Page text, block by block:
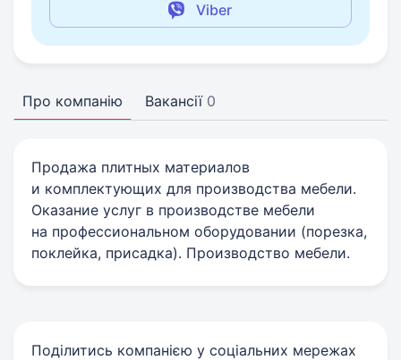
Viber
Про компанію Вакансії 0
Продажа плитных материалов
и комплектующих для производства мебели.
Оказание услуг в производстве мебели
на профессиональном оборудовании (порезка,
поклейка, присадка). Производство мебели.
Поділитись компанією у соціальних мережах